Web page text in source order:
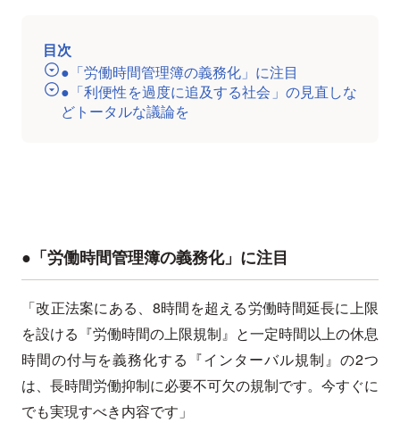
目次
●「労働時間管理簿の義務化」に注目
●「利便性を過度に追及する社会」の見直しな
どトータルな議論を
●「労働時間管理簿の義務化」に注目
「改正法案にある、8時間を超える労働時間延長に上限
を設ける『労働時間の上限規制』と一定時間以上の休息
時間の付与を義務化する『インターバル規制』の2つ
は、長時間労働抑制に必要不可欠の規制です。今すぐに
でも実現すべき内容です」